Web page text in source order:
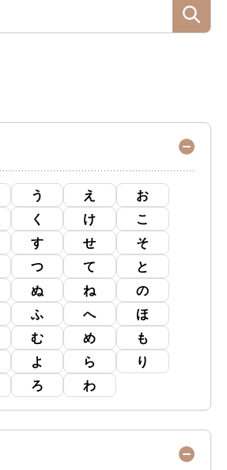
う え
お
く け
こ
す せ
そ
つ て
と
ぬ ね
の
ふ へ
ほ
む め
も
よ ら
り
ろ わ